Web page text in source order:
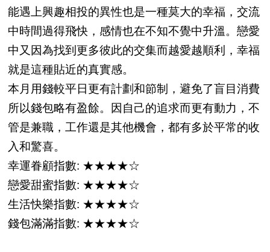
能遇上興趣相投的異性也是一種莫大的幸福，交流
中時間過得飛快，感情也在不知不覺中升溫。戀愛
中又因為找到更多彼此的交集而越愛越順利，幸福
就是這種貼近的真實感。
本月用錢較平日更有計劃和節制，避免了盲目消費
所以錢包略有盈餘。因自己的追求而更有動力，不
管是兼職，工作還是其他機會，都有多於平常的收
入和驚喜。
幸運眷顧指數: ★★★★☆
戀愛甜蜜指數: ★★★★☆
生活快樂指數: ★★★★☆
錢包滿滿指數: ★★★★☆